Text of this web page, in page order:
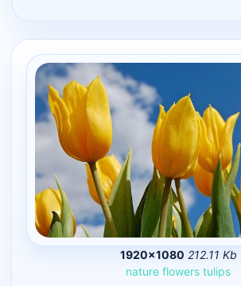
1920×1080 212.11 Kb
nature flowers tulips